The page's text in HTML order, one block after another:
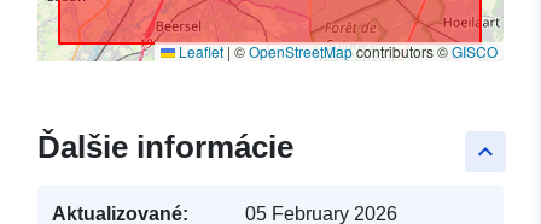
Leaflet|©OpenStreetMapcontributors ©GISCO
keyboard_arrow_up
Ďalšie informácie
Aktualizované: 05 February 2026